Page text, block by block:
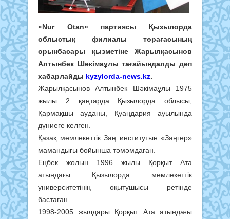
«Nur Otan» партиясы Қызылорда
облыстық филиалы төрағасының
орынбасары қызметіне Жарылқасынов
Алтынбек Шәкімаұлы тағайындалды деп
хабарлайды kyzylorda-news.kz.
Жарылқасынов Алтынбек Шәкімаұлы 1975
жылы 2 қаңтарда Қызылорда облысы,
Қармақшы ауданы, Қуаңдария ауылында
дүниеге келген.
Қазақ мемлекеттік Заң институтын «Заңгер»
мамандығы бойынша тәмәмдаған.
Еңбек жолын 1996 жылы Қорқыт Ата
атындағы Қызылорда мемлекеттік
университетінің оқытушысы ретінде
бастаған.
1998-2005 жылдары Қорқыт Ата атындағы